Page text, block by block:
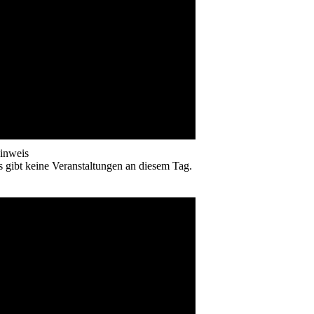
gibt keine Veranstaltungen an diesem Tag.